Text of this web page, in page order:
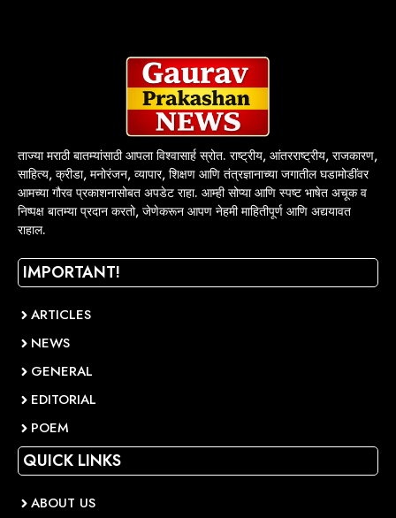
ताज्या मराठी बातम्यांसाठी आपला विश्वासार्ह स्रोत. राष्ट्रीय, आंतरराष्ट्रीय, राजकारण,
साहित्य, क्रीडा, मनोरंजन, व्यापार, शिक्षण आणि तंत्रज्ञानाच्या जगातील घडामोडींवर
आमच्या गौरव प्रकाशनासोबत अपडेट राहा. आम्ही सोप्या आणि स्पष्ट भाषेत अचूक व
निष्पक्ष बातम्या प्रदान करतो, जेणेकरून आपण नेहमी माहितीपूर्ण आणि अद्ययावत
राहाल.
IMPORTANT!
ARTICLES
NEWS
GENERAL
EDITORIAL
POEM
QUICK LINKS
ABOUT US